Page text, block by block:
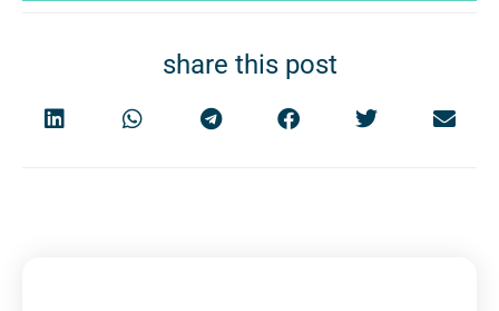
share this post